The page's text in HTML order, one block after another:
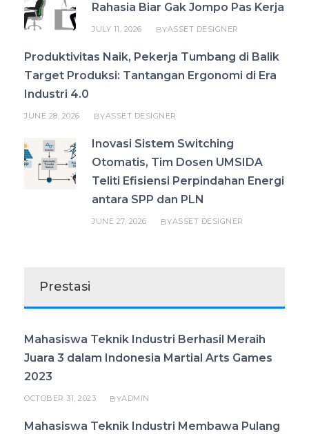
Rahasia Biar Gak Jompo Pas Kerja
JULY 11, 2026 BYASSET DESIGNER
Produktivitas Naik, Pekerja Tumbang di Balik
Target Produksi: Tantangan Ergonomi di Era
Industri 4.0
JUNE 28, 2026 BYASSET DESIGNER
Inovasi Sistem Switching
Otomatis, Tim Dosen UMSIDA
Teliti Efisiensi Perpindahan Energi
antara SPP dan PLN
JUNE 27, 2026 BYASSET DESIGNER
Prestasi
Mahasiswa Teknik Industri Berhasil Meraih
Juara 3 dalam Indonesia Martial Arts Games
2023
OCTOBER 31, 2023 BYADMIN
Mahasiswa Teknik Industri Membawa Pulang